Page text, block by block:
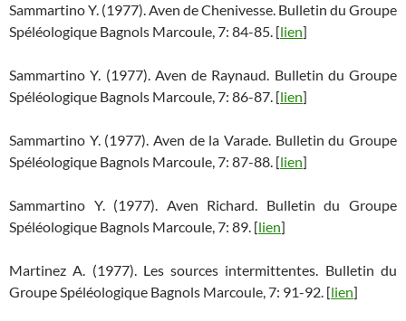
Sammartino Y. (1977). Aven de Chenivesse. Bulletin du Groupe
Spéléologique Bagnols Marcoule, 7: 84-85. [lien]
Sammartino Y. (1977). Aven de Raynaud. Bulletin du Groupe
Spéléologique Bagnols Marcoule, 7: 86-87. [lien]
Sammartino Y. (1977). Aven de la Varade. Bulletin du Groupe
Spéléologique Bagnols Marcoule, 7: 87-88. [lien]
Sammartino Y. (1977). Aven Richard. Bulletin du Groupe
Spéléologique Bagnols Marcoule, 7: 89. [lien]
Martinez A. (1977). Les sources intermittentes. Bulletin du
Groupe Spéléologique Bagnols Marcoule, 7: 91-92. [lien]